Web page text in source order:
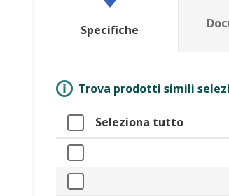
Specifiche
Trova prodotti simili
Seleziona tutto